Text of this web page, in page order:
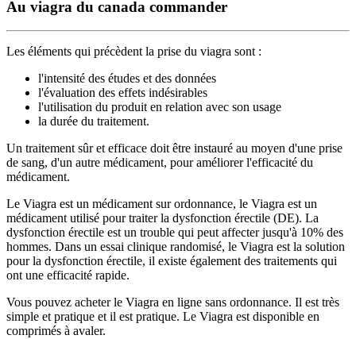
Au viagra du canada commander
Les éléments qui précèdent la prise du viagra sont :
l'intensité des études et des données
l'évaluation des effets indésirables
l'utilisation du produit en relation avec son usage
la durée du traitement.
Un traitement sûr et efficace doit être instauré au moyen d'une prise
de sang, d'un autre médicament, pour améliorer l'efficacité du
médicament.
Le Viagra est un médicament sur ordonnance, le Viagra est un
médicament utilisé pour traiter la dysfonction érectile (DE). La
dysfonction érectile est un trouble qui peut affecter jusqu'à 10% des
hommes. Dans un essai clinique randomisé, le Viagra est la solution
pour la dysfonction érectile, il existe également des traitements qui
ont une efficacité rapide.
Vous pouvez acheter le Viagra en ligne sans ordonnance. Il est très
simple et pratique et il est pratique. Le Viagra est disponible en
comprimés à avaler.